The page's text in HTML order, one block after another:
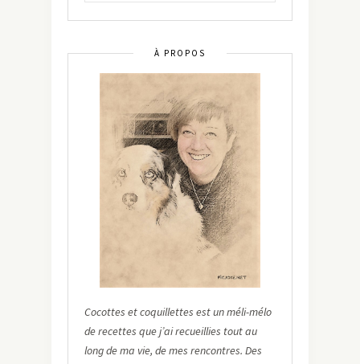
À PROPOS
Cocottes et coquillettes est un méli-mélo
de recettes que j’ai recueillies tout au
long de ma vie, de mes rencontres. Des